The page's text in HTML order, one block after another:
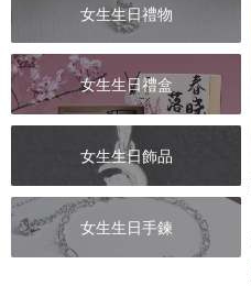
女生生日禮物
女生生日禮盒
女生生日飾品
女生生日手鍊